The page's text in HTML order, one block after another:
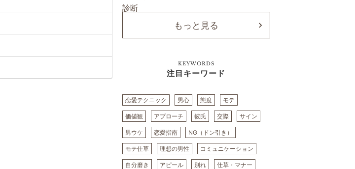
もっと見る
KEYWORDS
注目キーワード
恋愛テクニック 男心 態度 モテ
価値観 アプローチ 彼氏 交際 サイン
男ウケ 恋愛指南 NG（ドン引き）
モテ仕草 理想の男性 コミュニケーション
自分磨き アピール 別れ 仕草・マナー